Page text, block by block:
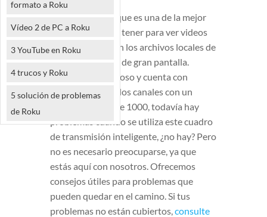
formato a Roku
Vídeo 2 de PC a Roku
3 YouTube en Roku
4 trucos y Roku
5 solución de problemas
de Roku
Roku se supone que es una de la mejor
marca que puede tener para ver videos
en línea y también los archivos locales de
tu móvil en tu TV de gran pantalla.
Aunque es poderoso y cuenta con
amplio apoyo de los canales con un
número de más de 1000, todavía hay
problemas cuando se utiliza este cuadro
de transmisión inteligente, ¿no hay? Pero
no es necesario preocuparse, ya que
estás aquí con nosotros. Ofrecemos
consejos útiles para problemas que
pueden quedar en el camino. Si tus
problemas no están cubiertos,consulte